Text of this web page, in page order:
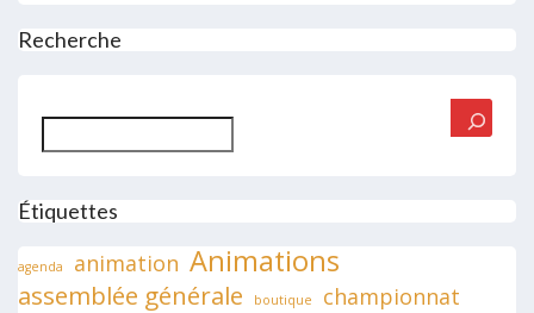
Recherche
Étiquettes
agenda animation Animations
assemblée générale boutique championnat